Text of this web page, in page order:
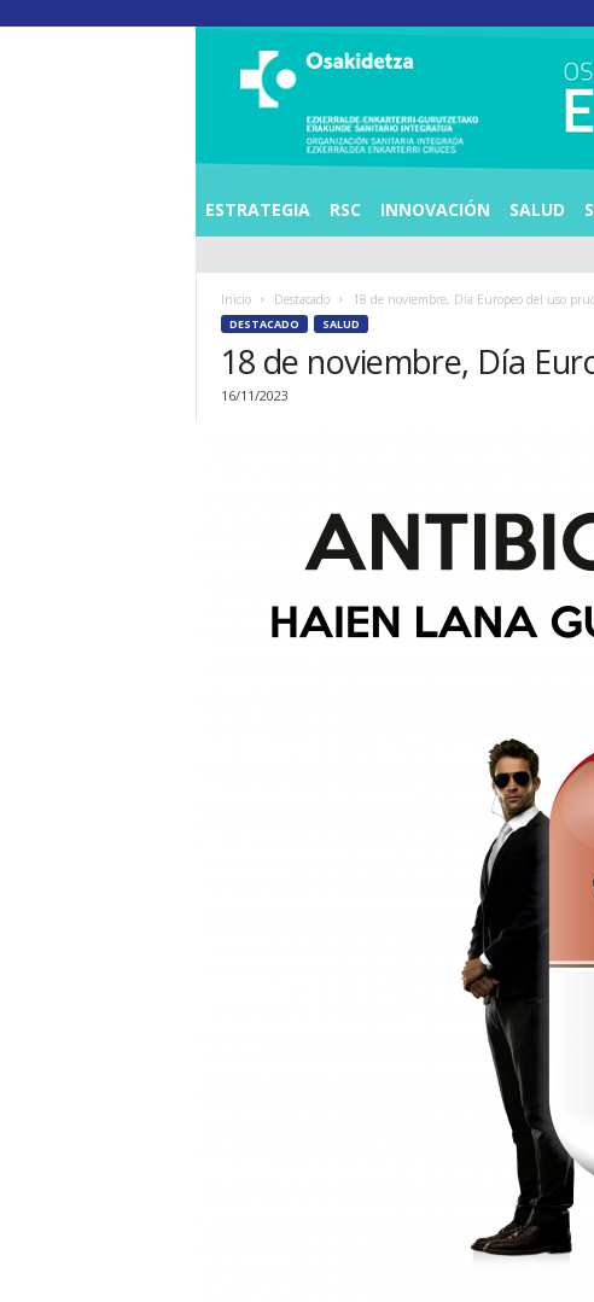
A
N
ESTRATEGIA RSC INNOVACIÓN SALUD
Inicio Destacado 18 de noviembre, Día Europeo del uso
DESTACADO SALUD
18 de noviembre, Día
16/11/2023